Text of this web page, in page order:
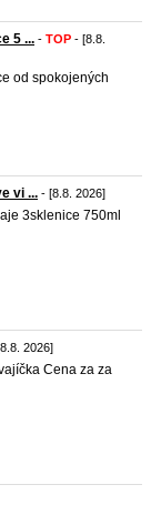
5 ... - TOP - [8.8.
od spokojených
vi ... - [8.8. 2026]
3sklenice 750ml
2026]
Cena za za